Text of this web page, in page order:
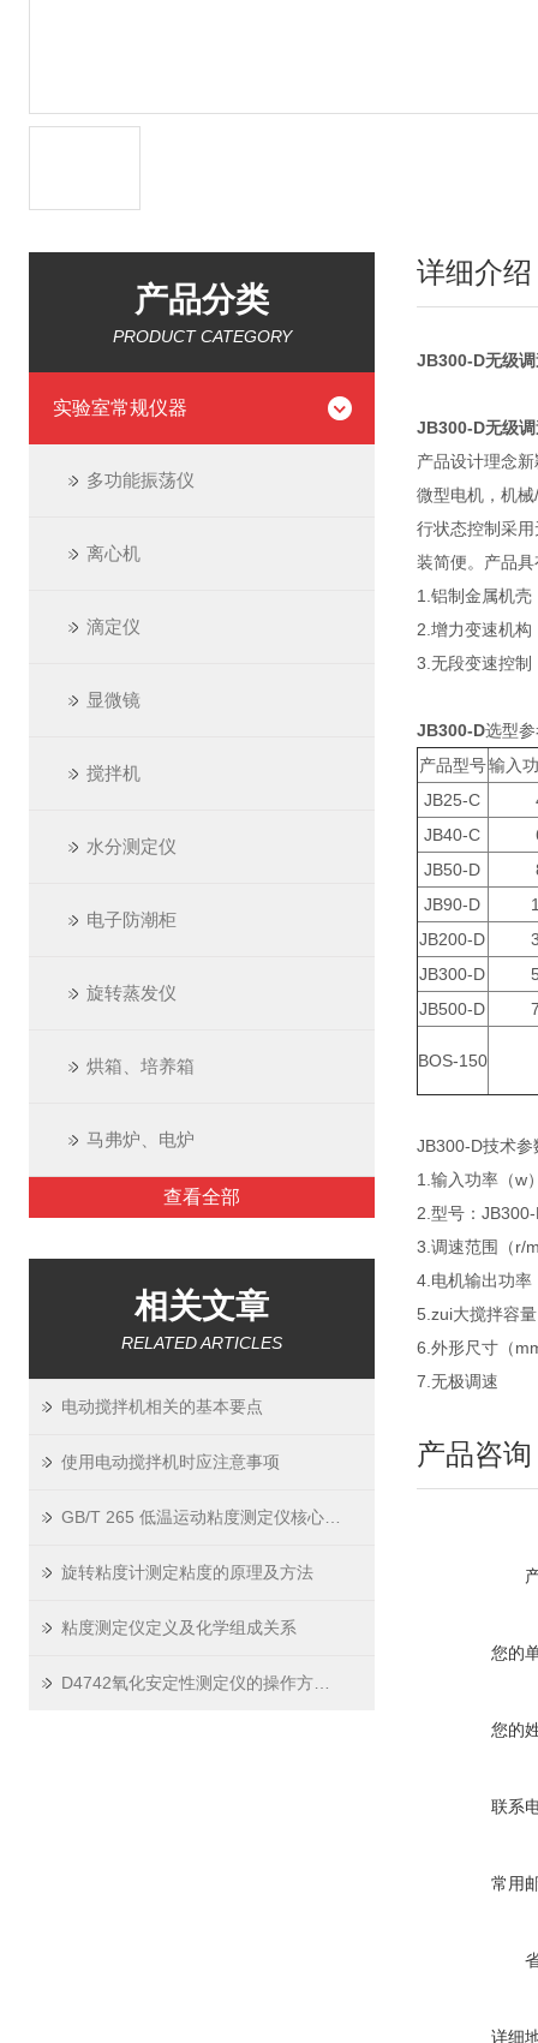
产品分类
PRODUCT CATEGORY
实验室常规仪器
多功能振荡仪
离心机
滴定仪
显微镜
搅拌机
水分测定仪
电子防潮柜
旋转蒸发仪
烘箱、培养箱
马弗炉、电炉
查看全部
相关文章
RELATED ARTICLES
电动搅拌机相关的基本要点
使用电动搅拌机时应注意事项
旋转粘度计测定粘度的原理及方法
粘度测定仪定义及化学组成关系
详细介绍
JB300-D无级
JB300-D无级
产品设计理念
微型电机，机
行状态控制采
装简便。产品
1.铝制金属机
2.增力变速机
3.无段变速控制
JB300-D选型
产品型号输入
JB25-C
JB40-C
JB50-D
JB90-D
JB200-D
JB300-D
JB500-D
BOS-150
JB300-D技术参
1.输入功率（w
2.型号：
3.调速范围（r/
4.电机输出功率
5.zui大搅拌容
6.外形尺寸（
7.无极调速
产品咨询
您的
您的
联系
常用
详细